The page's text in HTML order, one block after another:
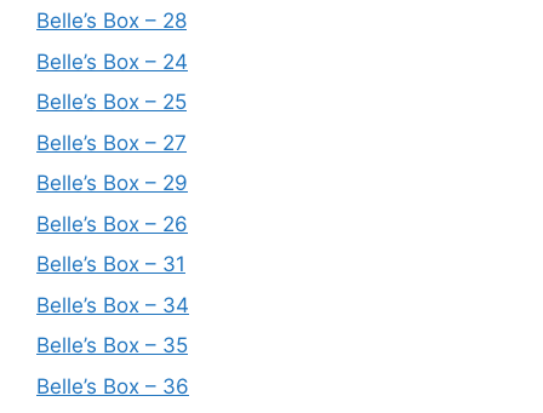
Belle’s Box – 28
Belle’s Box – 24
Belle’s Box – 25
Belle’s Box – 27
Belle’s Box – 29
Belle’s Box – 26
Belle’s Box – 31
Belle’s Box – 34
Belle’s Box – 35
Belle’s Box – 36